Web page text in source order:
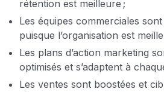
rétention est meilleure ;
Les équipes commerciales
puisque l’organisation est
Les plans d’action marketing
optimisés et s’adaptent à
Les ventes sont boostées et